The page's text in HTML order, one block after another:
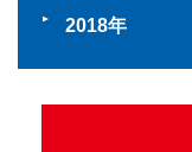
2018